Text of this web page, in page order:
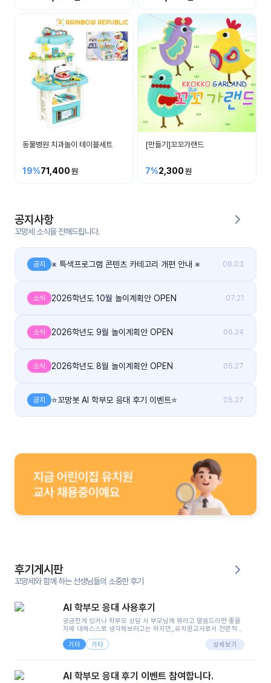
공지
이벤
트
들의
후기
게시
그
동물병원 치과놀이 테이블세트
19%71,400
[만들기]꼬꼬가랜드
7%2,300
공지사항
꼬망세 소식을 전해드립니다.
공지 ※ 특색프로그램 콘텐츠 카테고리 개편 안내 ※ 08.03
소식 2026학년도 10월 놀이계획안 OPEN 07.21
소식 2026학년도 9월 놀이계획안 OPEN 06.24
소식 2026학년도 8월 놀이계획안 OPEN 05.27
공지 ⭐꼬망봇 AI 학부모 응대 후기 이벤트⭐ 05.27
후기게시판
꼬망세와 함께 하는 선생님들의 소중한 후기
AI 학부모 응대 사용후기
궁금한게 있거나 학부모 상담 시 부모님께 뭐라고 말씀드리면 좋을
지에 대해스스로 생각해보려고는 하지만,,유치원교사로서 전문적인
려니 어려울때가...^^(저만 그런거 아니죠 ㅜㅜ)꼬망봇의 장점은 지
피티나 제미나이는 몇세이고 여자인지 남자인지 등그래도 좀 기본
정보를 제공하면서 물어봐야할 때가 있어그때마다 정보를 입력하는
으셔서 고민이 됐는데ai 학부모 응대를 써볼 수 있어서 좋았어요!앞
기타 기타 상세보기
AI 학부모 응대 후기 이벤트 참여합니다.